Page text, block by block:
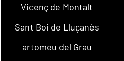
Vicenç de Montalt
Sant Boi de Lluçanès
artomeu del Grau